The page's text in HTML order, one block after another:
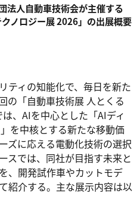
法人自動車技術会が主催する
ノロジー展 2026」の出展概要
ティの知能化で、毎日を新た
の「自動車技術展 人とくる
、AIを中心とした「AIディ
を中核とする新たな移動価
ズに応える電動化技術の選択
スでは、同社が目指す未来と
、開発試作車やカットモデ
紹介する。主な展示内容は以